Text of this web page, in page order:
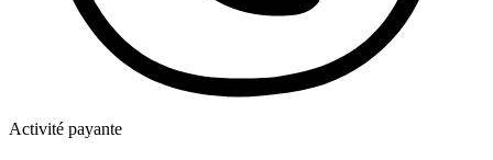
Activité payante